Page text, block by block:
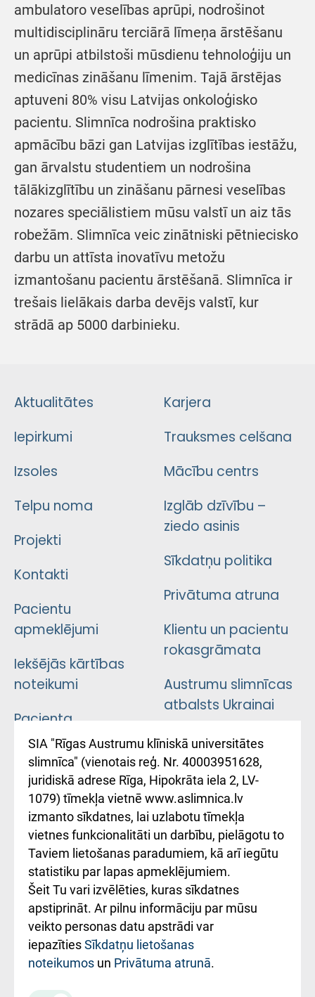
ambulatoro veselības aprūpi, nodrošinot
multidisciplināru terciārā līmeņa ārstēšanu
un aprūpi atbilstoši mūsdienu tehnoloģiju un
medicīnas zināšanu līmenim. Tajā ārstējas
aptuveni 80% visu Latvijas onkoloģisko
pacientu. Slimnīca nodrošina praktisko
apmācību bāzi gan Latvijas izglītības iestāžu,
gan ārvalstu studentiem un nodrošina
tālākizglītību un zināšanu pārnesi veselības
nozares speciālistiem mūsu valstī un aiz tās
robežām. Slimnīca veic zinātniski pētniecisko
darbu un attīsta inovatīvu metožu
izmantošanu pacientu ārstēšanā. Slimnīca ir
trešais lielākais darba devējs valstī, kur
strādā ap 5000 darbinieku.
Aktualitātes
Iepirkumi
Izsoles
Telpu noma
Projekti
Kontakti
Pacientu
apmeklējumi
Iekšējās kārtības
noteikumi
Pacienta
atsauksmju/sūdzību
iesniegšanas
kārtība
Kā pie mums nokļūt
Rēķinu apmaksas
ceļvedis
Rekvizīti un
ārstniecības
iestādes kods
010000234
Karjera
Trauksmes celšana
Mācību centrs
Izglāb dzīvību –
ziedo asinis
Sīkdatņu politika
Privātuma atruna
Klientu un pacientu
rokasgrāmata
Austrumu slimnīcas
atbalsts Ukrainai
Підтримка Східної
лікарні та співпраця з
Україною
SIA "Rīgas Austrumu klīniskā universitātes
slimnīca" (vienotais reģ. Nr. 40003951628,
juridiskā adrese Rīga, Hipokrāta iela 2, LV-
1079) tīmekļa vietnē www.aslimnica.lv
izmanto sīkdatnes, lai uzlabotu tīmekļa
vietnes funkcionalitāti un darbību, pielāgotu to
Taviem lietošanas paradumiem, kā arī iegūtu
statistiku par lapas apmeklējumiem.
Šeit Tu vari izvēlēties, kuras sīkdatnes
apstiprināt. Ar pilnu informāciju par mūsu
veikto personas datu apstrādi var
iepazītiesSīkdatņu lietošanas
noteikumos un Privātuma atrunā.